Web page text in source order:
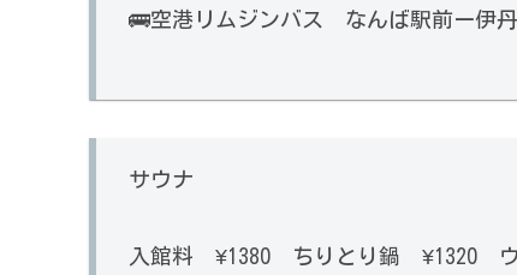
🚌空港リムジンバス なんば駅前ー伊
サウナ
入館料 ¥1380 ちりとり鍋 ¥1320